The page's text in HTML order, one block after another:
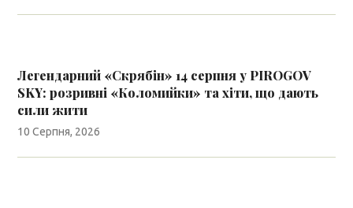
Легендарний «Скрябін» 14 серпня у PIROGOV
SKY: розривні «Коломийки» та хіти, що дають
сили жити
10 Серпня, 2026